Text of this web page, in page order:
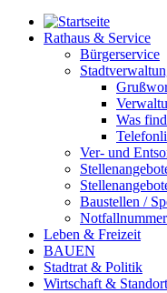
Rathaus & Service
Bürgerservice
Was
Ver- und
Baustellen /
Leben & Freizeit
BAUEN
Stadtrat & Politik
Wirtschaft & Standort